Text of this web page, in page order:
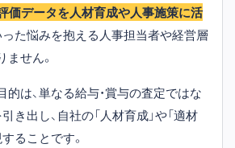
価データを人材育成や人事施策に活
った悩みを抱える人事担当者や経営層
せん。
は、単なる給与・賞与の査定ではな
き出し、自社の「人材育成」や「適材
ることです。